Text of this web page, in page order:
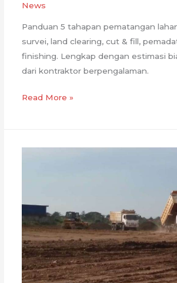
News
Panduan 5 tahapan pematangan
survei, land clearing, cut & fill,
finishing. Lengkap dengan estimasi
dari kontraktor berpengalaman.
5
dari
Kontraktor
Read More »